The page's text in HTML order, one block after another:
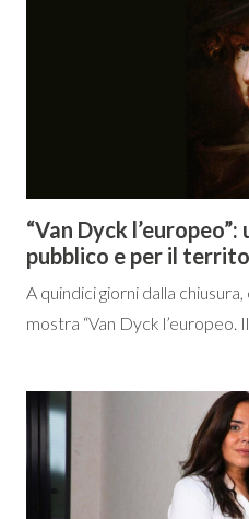
“Van Dyck l’europeo”:
pubblico e per il
A quindici giorni dalla
mostra “Van Dyck l’europeo.